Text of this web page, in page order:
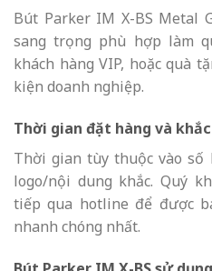
Bút Parker IM X-BS Metal
sang trọng phù hợp làm
khách hàng VIP, hoặc quà
kiện doanh nghiệp.
Thời gian đặt hàng và
Thời gian tùy thuộc vào
logo/nội dung khắc. Quý
tiếp qua hotline để được
nhanh chóng nhất.